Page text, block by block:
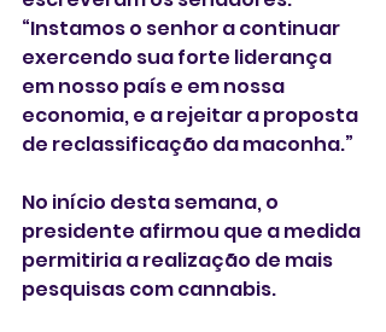
“Instamos o senhor a continuar
exercendo sua forte liderança
em nosso país e em nossa
economia, e a rejeitar a proposta
de reclassificação da maconha.”
No início desta semana, o
presidente afirmou que a medida
permitiria a realização de mais
pesquisas com cannabis.